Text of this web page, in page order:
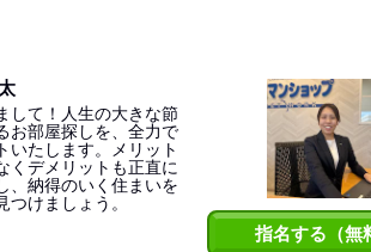
して！人生の大きな節
お部屋探しを、全力で
いたします。メリット
くデメリットも正直に
、納得のいく住まいを
つけましょう。
指名する（無